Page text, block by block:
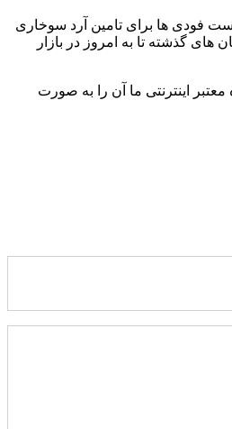
فودی ها برای تامین آرد سوخاری
گذشته تا به امروز در بازار
اینترنتی ما آن را به صورت